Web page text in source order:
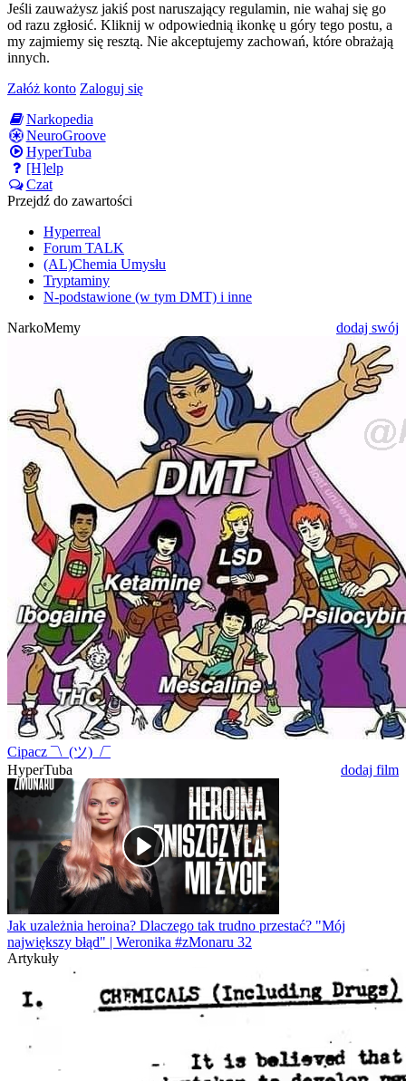
Jeśli zauważysz jakiś post naruszający regulamin, nie wahaj się go
od razu zgłosić. Kliknij w odpowiednią ikonkę u góry tego postu, a
my zajmiemy się resztą. Nie akceptujemy zachowań, które obrażają
innych.
Załóż konto Zaloguj się
Narkopedia
NeuroGroove
HyperTuba
[H]elp
Czat
Przejdź do zawartości
Hyperreal
Forum TALK
(AL)Chemia Umysłu
Tryptaminy
N-podstawione (w tym DMT) i inne
NarkoMemy
dodaj swój
Cipacz ¯\_(ツ)_/¯
HyperTuba
dodaj film
Jak uzależnia heroina? Dlaczego tak trudno przestać? "Mój
największy błąd" | Weronika #zMonaru 32
Artykuły